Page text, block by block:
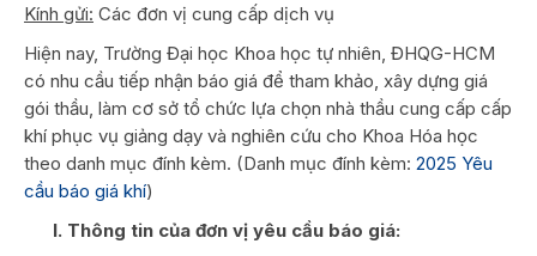
Kính gửi: Các đơn vị cung cấp dịch vụ
Hiện nay, Trường Đại học Khoa học tự nhiên, ĐHQG-HCM
có nhu cầu tiếp nhận báo giá để tham khảo, xây dựng giá
gói thầu, làm cơ sở tổ chức lựa chọn nhà thầu cung cấp cấp
khí phục vụ giảng dạy và nghiên cứu cho Khoa Hóa học
theo danh mục đính kèm. (Danh mục đính kèm: 2025 Yêu
cầu báo giá khí)
I. Thông tin của đơn vị yêu cầu báo giá: